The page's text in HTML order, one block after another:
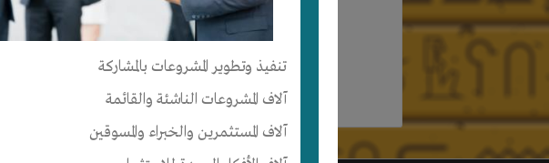
تنفيذ وتطوير المشروعات بالمشاركة
آلاف المشروعات الناشئة والقائمة
آلاف المستثمرين والخبراء والمسوقين
لم ينضم أي مجموعة حتى الآن